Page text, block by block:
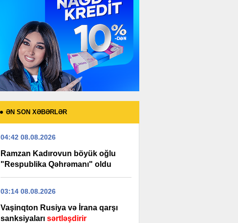
ƏN SON XƏBƏRLƏR
04:42 08.08.2026
Ramzan Kadırovun böyük oğlu
"Respublika Qəhrəmanı" oldu
03:14 08.08.2026
Vaşinqton Rusiya və İrana qarşı
sanksiyaları sərtləşdirir